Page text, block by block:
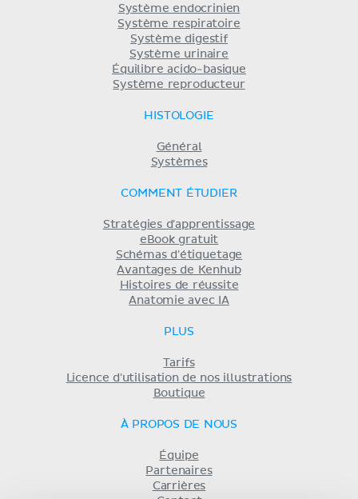
Système endocrinien
Système respiratoire
Système digestif
Système urinaire
Équilibre acido-basique
Système reproducteur
HISTOLOGIE
Général
Systèmes
COMMENT ÉTUDIER
Stratégies d'apprentissage
eBook gratuit
Schémas d'étiquetage
Avantages de Kenhub
Histoires de réussite
Anatomie avec IA
PLUS
Tarifs
Licence d'utilisation de nos illustrations
Boutique
À PROPOS DE NOUS
Équipe
Partenaires
Carrières